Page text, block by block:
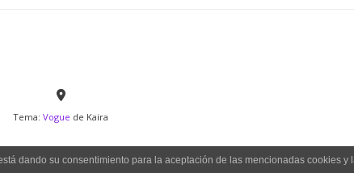
Tema: Vogue de Kaira
dando su consentimiento para la aceptación de las mencionadas cookies y